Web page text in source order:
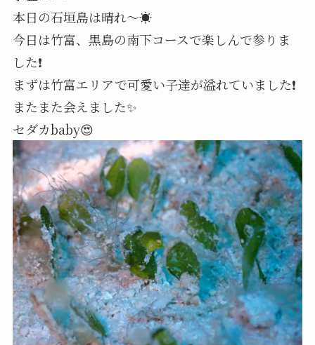
本日の石垣島は晴れ～☀️
今日は竹富、黒島の南下コースで楽しんで参りま
した❗
まずは竹富エリアで可愛い子達が溢れていました❗
またまた会えました✨️
セダカbaby😍